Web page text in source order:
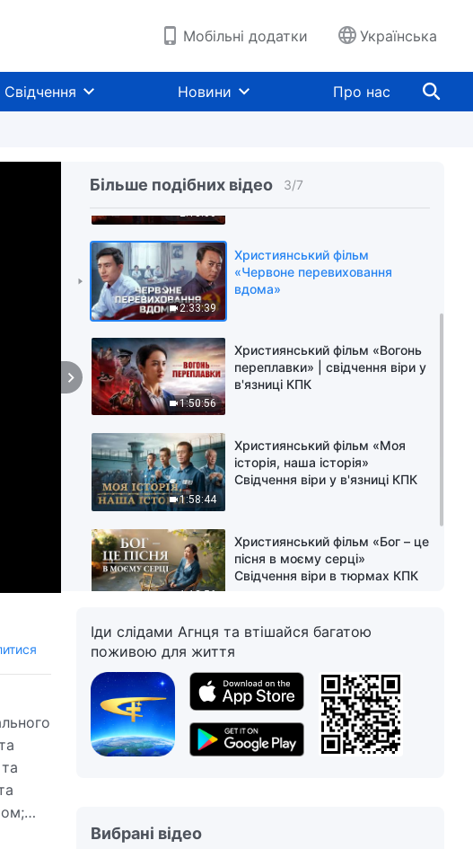
Мобільні додатки Українська
Свідчення Новини Про нас
Більше подібних відео 3/7
2:13:00
комунізму»
2:33:39
Християнський фільм
«Червоне перевиховання
вдома»
1:50:56
Християнський фільм «Вогонь
переплавки» | свідчення віри у
в'язниці КПК
1:58:44
Християнський фільм «Моя
історія, наша історія»
Свідчення віри у в'язниці КПК
1:12:56
Християнський фільм «Бог – це
пісня в моєму серці»
Свідчення віри в тюрмах КПК
1:46:37
Християнський фільм
переживання 28-річного
гоніння з боку КПК
Іди слідами Агнця та втішайся багатою
поживою для життя
Вибрані відео